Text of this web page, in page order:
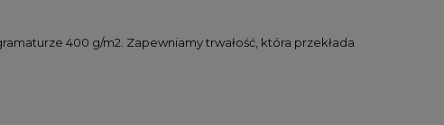
400 g/m2. Zapewniamy trwałość, która przekłada